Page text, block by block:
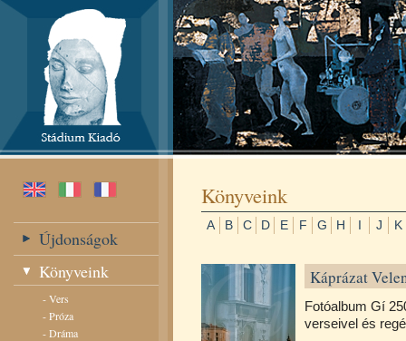
Újdonságok
Könyveink
-Vers
-Próza
-Dráma
Könyveink
A B C D E F G H I J K
Káprázat
Fotóalbum Gí
verseivel és